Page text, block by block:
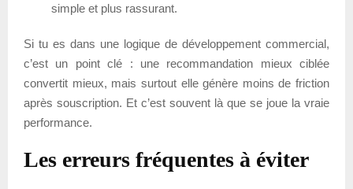
simple et plus rassurant.
Si tu es dans une logique de développement commercial,
c’est un point clé : une recommandation mieux ciblée
convertit mieux, mais surtout elle génère moins de friction
après souscription. Et c’est souvent là que se joue la vraie
performance.
Les erreurs fréquentes à éviter